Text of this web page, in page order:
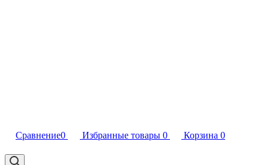
Сравнение0 Избранные товары 0 Корзина 0